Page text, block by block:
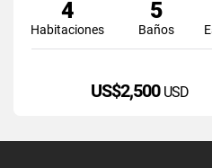
4
Habitaciones
5
Baños
US$2,500 USD